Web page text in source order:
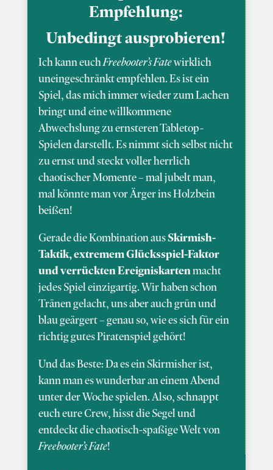
Empfehlung:
Unbedingt ausprobieren!
Ich kann euchFreebooter’s Fatewirklich
uneingeschränkt empfehlen. Es ist ein
Spiel, das mich immer wieder zum Lachen
bringt und eine willkommene
Abwechslung zu ernsteren Tabletop-
Spielen darstellt. Es nimmt sich selbst nicht
zu ernst und steckt voller herrlich
chaotischer Momente – mal jubelt man,
mal könnte man vor Ärger ins Holzbein
beißen!
Gerade die Kombination ausSkirmish-
Taktik, extremem Glücksspiel-Faktor
und verrückten Ereigniskartenmacht
jedes Spiel einzigartig. Wir haben schon
Tränen gelacht, uns aber auch grün und
blau geärgert – genau so, wie es sich für ein
richtig gutes Piratenspiel gehört!
Und das Beste: Da es ein Skirmisher ist,
kann man es wunderbar an einem Abend
unter der Woche spielen. Also, schnappt
euch eure Crew, hisst die Segel und
entdeckt die chaotisch-spaßige Welt von
Freebooter’s Fate!